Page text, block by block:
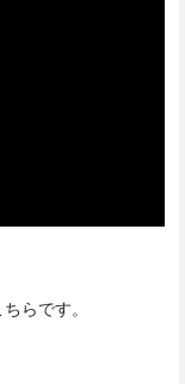
らです。